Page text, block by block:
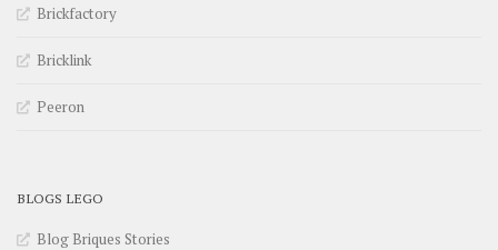
Brickfactory
Bricklink
Peeron
BLOGS LEGO
Blog Briques Stories